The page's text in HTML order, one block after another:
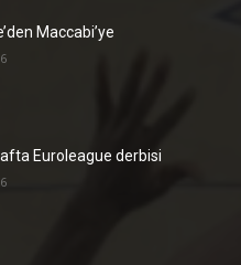
Maccabi’ye
Euroleague derbisi